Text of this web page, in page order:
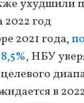
ухудшили
год
2021 года,
НБУ
в